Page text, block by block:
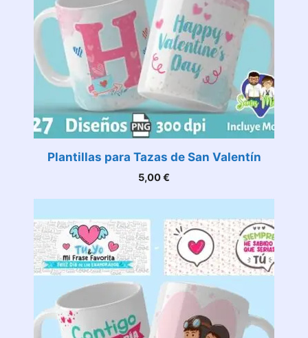
Plantillas para Tazas de San Valentín
5,00€